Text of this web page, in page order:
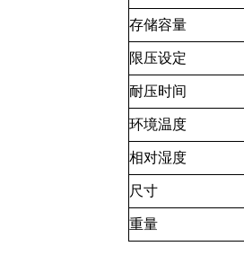
存储容量
限压设定
耐压时间
环境温度
相对湿度
尺寸
重量